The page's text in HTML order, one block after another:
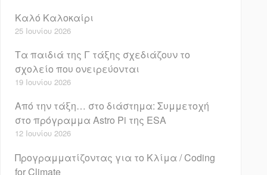
Καλό Καλοκαίρι
25 Ιουνίου 2026
Τα παιδιά της Γ τάξης σχεδιάζουν το
σχολείο που ονειρεύονται
19 Ιουνίου 2026
Από την τάξη… στο διάστημα: Συμμετοχή
στο πρόγραμμα Astro Pi της ESA
12 Ιουνίου 2026
Προγραμματίζοντας για το Κλίμα / Coding
for Climate